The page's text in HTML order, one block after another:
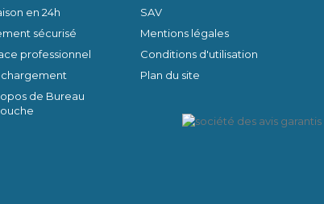
en 24h
sécurisé
professionnel
de Bureau
SAV
Mentions légales
Conditions d'utilisation
Plan du site